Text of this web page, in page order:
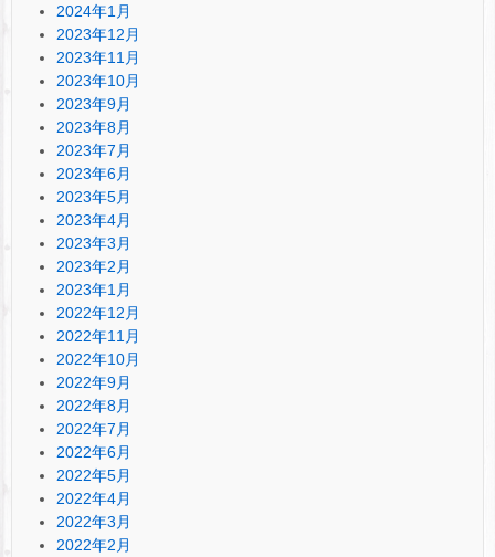
2024年1月
2023年12月
2023年11月
2023年10月
2023年9月
2023年8月
2023年7月
2023年6月
2023年5月
2023年4月
2023年3月
2023年2月
2023年1月
2022年12月
2022年11月
2022年10月
2022年9月
2022年8月
2022年7月
2022年6月
2022年5月
2022年4月
2022年3月
2022年2月